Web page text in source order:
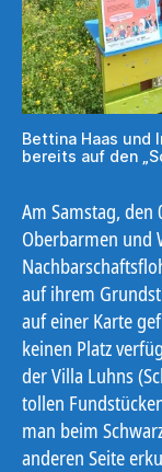
Bettina Haas und
bereits auf den
Am Samstag,
Oberbarmen und
auf ihrem
auf einer Karte
keinen Platz
der Villa Luhns
tollen
man beim
anderen Seite